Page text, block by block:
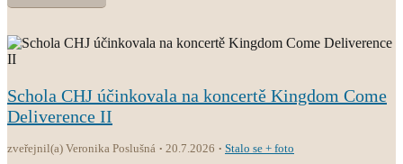
Schola CHJ účinkovala na koncertě Kingdom Come
Deliverence II
zveřejnil(a) Veronika Poslušná 20.7.2026 Stalo se + foto